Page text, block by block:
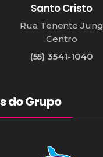
Santo Cristo
Rua Tenente Jung
Centro
(55) 3541-1040
do Grupo